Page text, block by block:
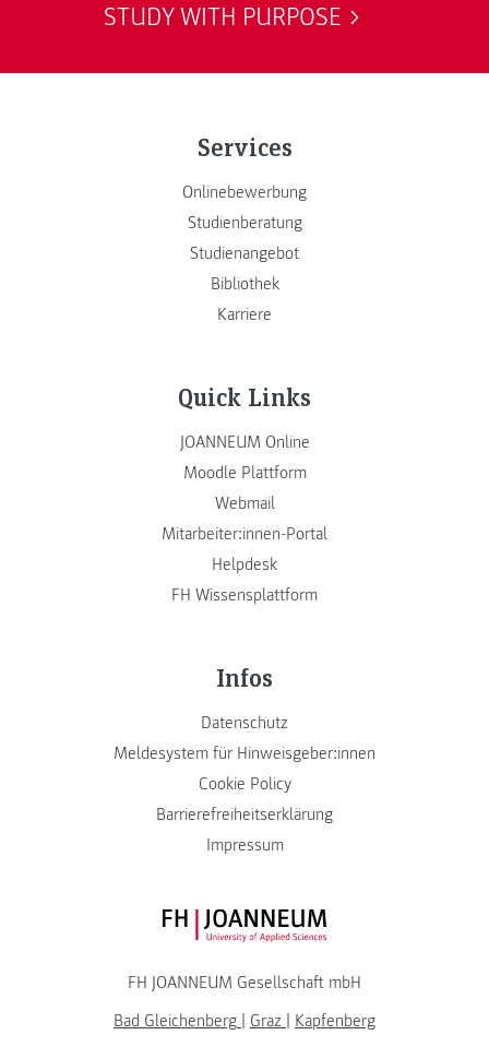
STUDY WITH PURPOSE
Services
Onlinebewerbung
Studienberatung
Studienangebot
Bibliothek
Karriere
Quick Links
JOANNEUM Online
Moodle Plattform
Webmail
Mitarbeiter:innen-Portal
Helpdesk
FH Wissensplattform
Infos
Datenschutz
Meldesystem für Hinweisgeber:innen
Cookie Policy
Barrierefreiheitserklärung
Impressum
FH JOANNEUM Logo
FH JOANNEUM Gesellschaft mbH
Bad Gleichenberg
Graz
Kapfenberg